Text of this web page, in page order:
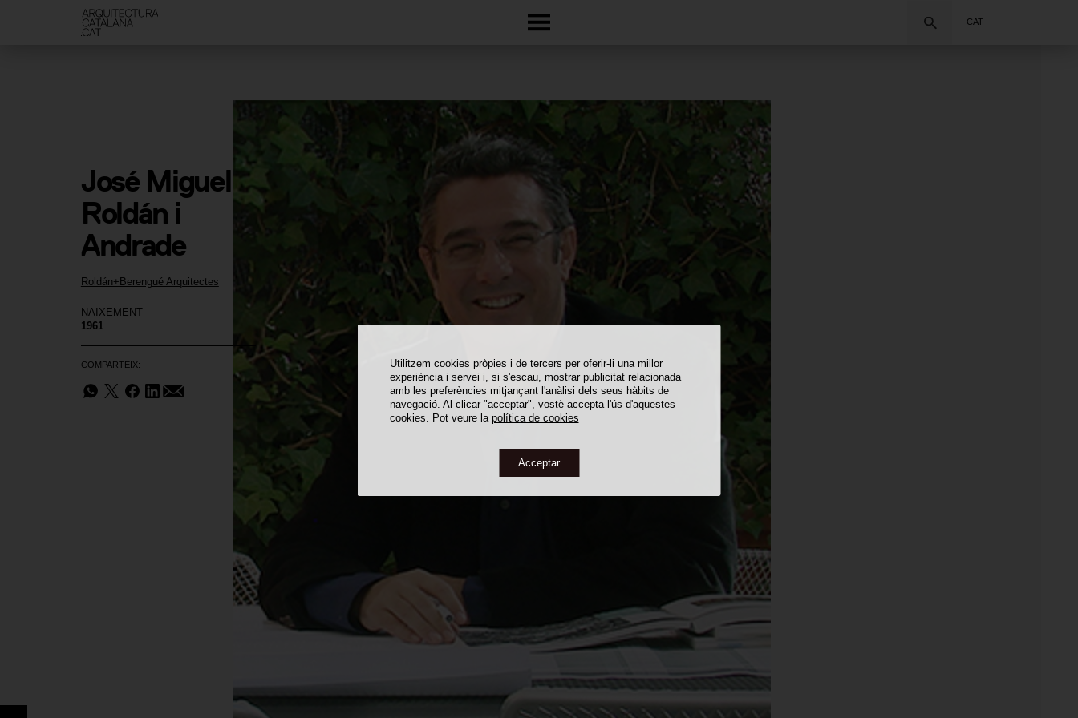
Utilitzem cookies pròpies i de tercers per oferir-li una millor
experiència i servei i, si s'escau, mostrar publicitat relacionada
amb les preferències mitjançant l'anàlisi dels seus hàbits de
navegació. Al clicar "acceptar", vostè accepta l'ús d'aquestes
cookies. Pot veure la política de cookies
Acceptar
CAT
Roldán+Berengué Arquitectes
NAIXEMENT
1961
COMPARTEIX:
José Miguel
Roldán i
Andrade